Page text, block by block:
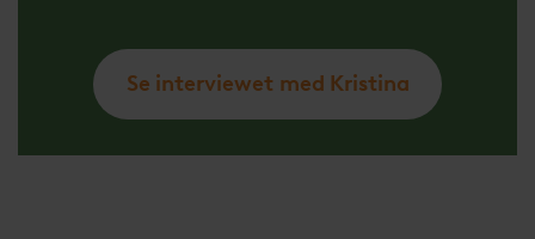
Se interviewet med Kristina